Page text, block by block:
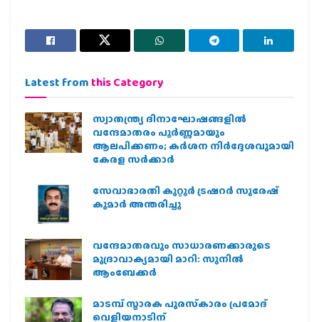
Latest from this Category
സ്വാതന്ത്ര്യ ദിനാഘോഷങ്ങളിൽ
വന്ദേമാതരം പൂർണ്ണമായും
ആലപിക്കണം; കർശന നിർദ്ദേശവുമായി
കേരള സർക്കാർ
സേവാഭാരതി കുറ്റൂർ ട്രഷറർ സുരേഷ്
കുമാർ അന്തരിച്ചു
വന്ദേമാതരവും സാധാരണക്കാരുടെ
മുദ്രാവാക്യമായി മാറി: സുനിൽ
ആംബേക്കർ
മാടമ്പ് സ്മാരക പുരസ്‌കാരം പ്രമോദ്
വെളിയനാടിന്